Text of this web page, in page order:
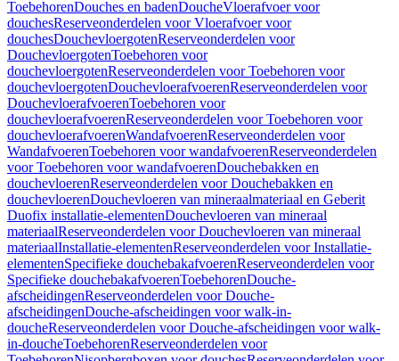
ToebehorenDouches en badenDoucheVloerafvoer voor
douchesReserveonderdelen voor Vloerafvoer voor
douchesDouchevloergotenReserveonderdelen voor
DouchevloergotenToebehoren voor
douchevloergotenReserveonderdelen voor Toebehoren voor
douchevloergotenDouchevloerafvoerenReserveonderdelen voor
DouchevloerafvoerenToebehoren voor
douchevloerafvoerenReserveonderdelen voor Toebehoren voor
douchevloerafvoerenWandafvoerenReserveonderdelen voor
WandafvoerenToebehoren voor wandafvoerenReserveonderdelen
voor Toebehoren voor wandafvoerenDouchebakken en
douchevloerenReserveonderdelen voor Douchebakken en
douchevloerenDouchevloeren van mineraalmateriaal en Geberit
Duofix installatie-elementenDouchevloeren van mineraal
materiaalReserveonderdelen voor Douchevloeren van mineraal
materiaalInstallatie-elementenReserveonderdelen voor Installatie-
elementenSpecifieke douchebakafvoerenReserveonderdelen voor
Specifieke douchebakafvoerenToebehorenDouche-
afscheidingenReserveonderdelen voor Douche-
afscheidingenDouche-afscheidingen voor walk-in-
doucheReserveonderdelen voor Douche-afscheidingen voor walk-
in-doucheToebehorenReserveonderdelen voor